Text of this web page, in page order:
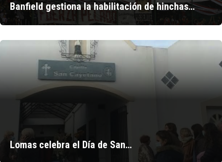
Banfield gestiona la habilitación de hinchas…
Lomas celebra el Día de San…